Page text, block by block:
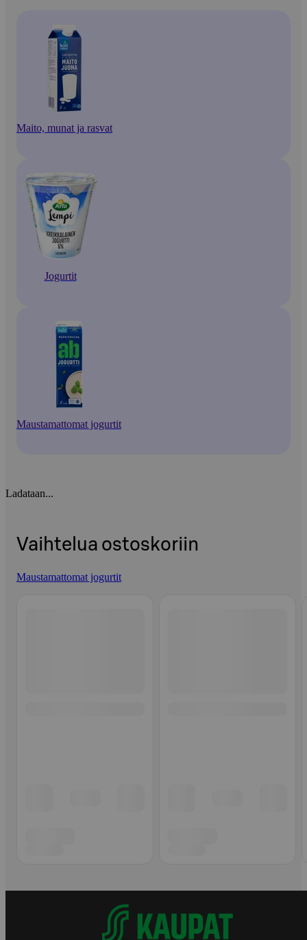
Maito, munat ja rasvat
Jogurtit
Maustamattomat jogurtit
Ladataan...
Vaihtelua ostoskoriin
Maustamattomat jogurtit